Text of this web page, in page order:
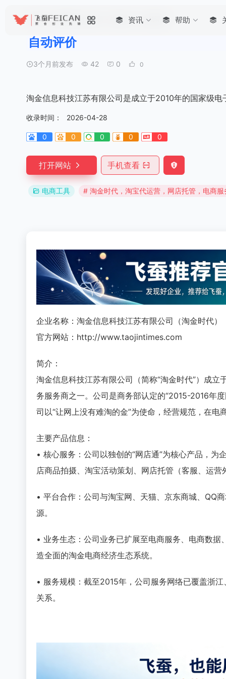
资讯 帮助
首页 • 商务服务 转让出租 电商工具 • 自动评价
自动评价
3个月前发布 42 0 0
淘金信息科技江苏有限公司是成立于2010年的国家级
收录时间： 2026-04-28
0 0 0 0 0
打开网站 手机查看
电商工具 # 淘金时代，淘宝代运营，网店托管，电商
企业名称：淘金信息科技江苏有限公司（淘金时代）
官方网站：http://www.taojintimes.com
简介：
淘金信息科技江苏有限公司（简称“淘金时代”）成
务服务商之一。公司是商务部认定的“2015-2016年
司以“让网上没有难淘的金”为使命，经营规范，在
主要产品信息：
• 核心服务：公司以独创的“网店通”为核心产品，
店商品拍摄、淘宝活动策划、网店托管（客服、运
• 平台合作：公司与淘宝网、天猫、京东商城、QQ
源。
• 业务生态：公司业务已扩展至电商服务、电商数
造全面的淘金电商经济生态系统。
• 服务规模：截至2015年，公司服务网络已覆盖浙
关系。